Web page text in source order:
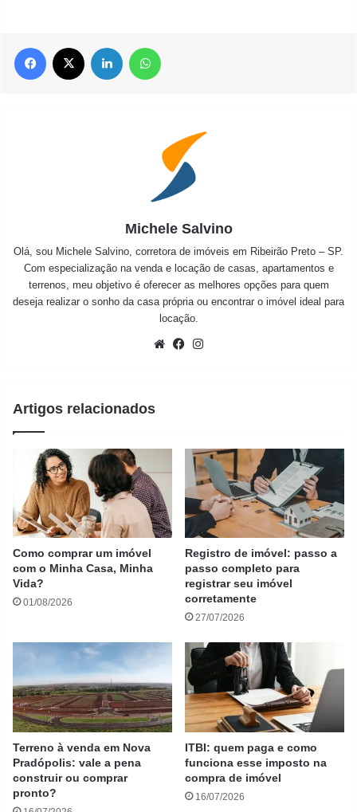
Facebook Linkedin
Michele Salvino
Olá, sou Michele Salvino, corretora de imóveis em Ribeirão Preto – SP.
Com especialização na venda e locação de casas, apartamentos e
terrenos, meu objetivo é oferecer as melhores opções para quem
deseja realizar o sonho da casa própria ou encontrar o imóvel ideal para
locação.
WebsiteFacebook
Artigos relacionados
Como comprar um imóvel
com o Minha Casa, Minha
Vida?
01/08/2026
Registro de imóvel: passo a
passo completo para
registrar seu imóvel
corretamente
27/07/2026
Terreno à venda em Nova
Pradópolis: vale a pena
construir ou comprar
pronto?
ITBI: quem paga e como
funciona esse imposto na
compra de imóvel
16/07/2026